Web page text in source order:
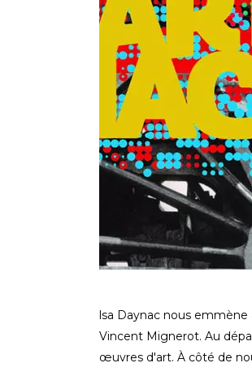
lsa Daynac nous
Vincent Mignerot. Au
œuvres d'art. À côté de